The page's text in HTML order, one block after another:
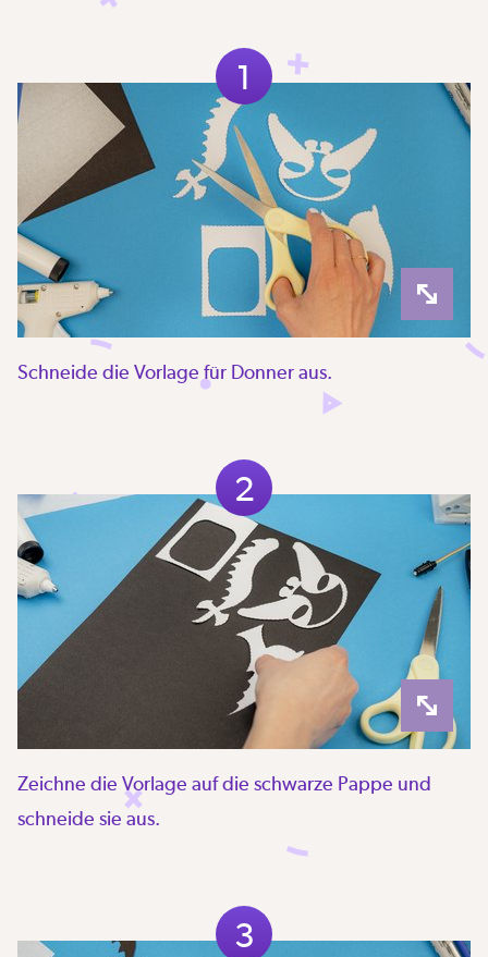
1
Schneide die Vorlage für Donner aus.
2
Zeichne die Vorlage auf die schwarze Pappe und
schneide sie aus.
3